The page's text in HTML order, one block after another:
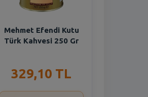
Mehmet Efendi Kutu
Türk Kahvesi 250 Gr
329,10 TL